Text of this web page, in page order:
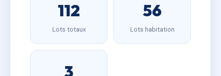
112
Lots totaux
56
Lots habitation
3